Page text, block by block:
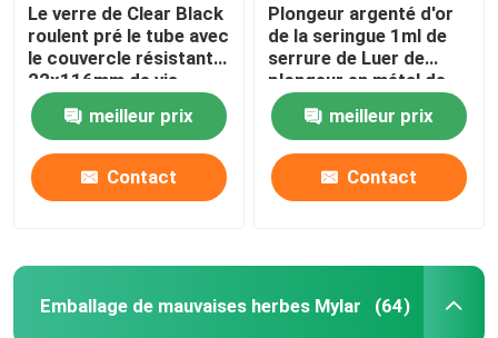
Enfant Tin Box résistant
Seringue en verre Luer Lock
Empaquetez pré la boîte de petit pain
Autres boîtes en papier
Le verre de Clear Black
roulent pré le tube avec
le couvercle résistant
22x116mm de vis
d'enfant
meilleur prix
Contact
Plongeur argenté d'or
de la seringue 1ml de
serrure de Luer de
plongeur en métal de
de seringues en verre
d'huile meilleur prix
Contact
Emballage de mauvaises herbes Mylar (64)